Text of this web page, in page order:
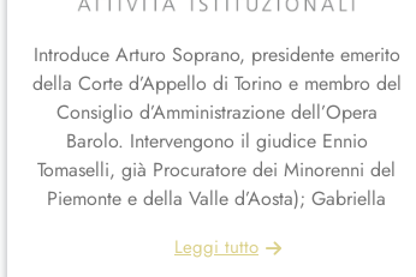
Introduce Arturo Soprano, presidente emerito
della Corte d’Appello di Torino e membro del
Consiglio d’Amministrazione dell’Opera
Barolo. Intervengono il giudice Ennio
Tomaselli, già Procuratore dei Minorenni del
Piemonte e della Valle d’Aosta); Gabriella
Leggi tutto